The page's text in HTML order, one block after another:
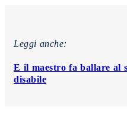
Leggi anche:
E il maestro fa ballare al
disabile